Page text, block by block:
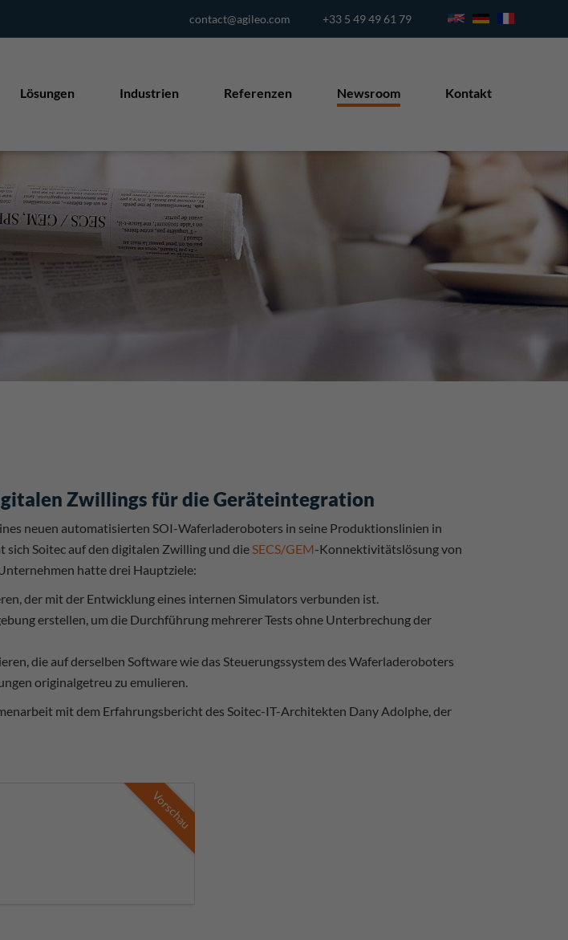
contact@agileo.com +33 5 49 49 61 79
Lösungen Industrien Referenzen Newsroom Kontakt
Zwillings für die Geräteintegration
neuen automatisierten SOI-Waferladeroboters in seine Produktionslinien in
sich Soitec auf den digitalen Zwilling und dieSECS/GEM-Konnektivitätslösung von
hatte drei Hauptziele:
der mit der Entwicklung eines internen Simulators verbunden ist.
erstellen, um die Durchführung mehrerer Tests ohne Unterbrechung der
die auf derselben Software wie das Steuerungssystem des Waferladeroboters
originalgetreu zu emulieren.
mit dem Erfahrungsbericht des Soitec-IT-Architekten Dany Adolphe, der
Vorschau